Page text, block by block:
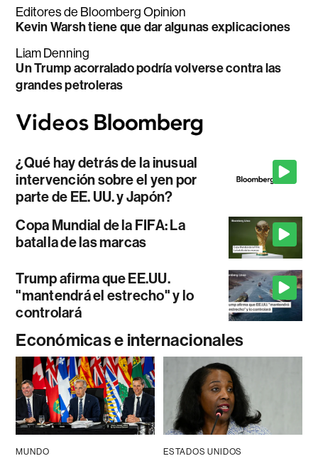
Editores de Bloomberg Opinion
Kevin Warsh tiene que dar algunas explicaciones
Liam Denning
Un Trump acorralado podría volverse contra las
grandes petroleras
¿Qué hay detrás de la inusual
intervención sobre el yen por
parte de EE. UU. y Japón?
Copa Mundial de la FIFA: La
batalla de las marcas
Trump afirma que EE.UU.
"mantendrá el estrecho" y lo
controlará
Económicas e internacionales
MUNDO ESTADOS UNIDOS